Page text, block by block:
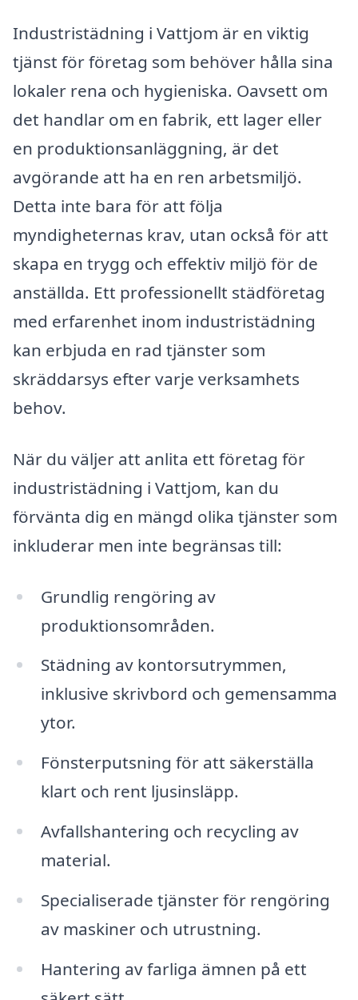
Industristädning i Vattjom är en viktig
tjänst för företag som behöver hålla sina
lokaler rena och hygieniska. Oavsett om
det handlar om en fabrik, ett lager eller
en produktionsanläggning, är det
avgörande att ha en ren arbetsmiljö.
Detta inte bara för att följa
myndigheternas krav, utan också för att
skapa en trygg och effektiv miljö för de
anställda. Ett professionellt städföretag
med erfarenhet inom industristädning
kan erbjuda en rad tjänster som
skräddarsys efter varje verksamhets
behov.
När du väljer att anlita ett företag för
industristädning i Vattjom, kan du
förvänta dig en mängd olika tjänster som
inkluderar men inte begränsas till:
Grundlig rengöring av
produktionsområden.
Städning av kontorsutrymmen,
inklusive skrivbord och gemensamma
ytor.
Fönsterputsning för att säkerställa
klart och rent ljusinsläpp.
Avfallshantering och recycling av
material.
Specialiserade tjänster för rengöring
av maskiner och utrustning.
Hantering av farliga ämnen på ett